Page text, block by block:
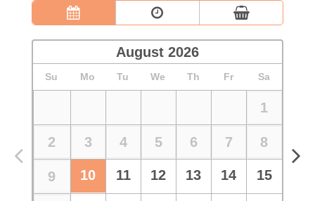
August 2026
Su Mo Tu We Th Fr Sa
1
2 3 4 5 6 7 8
9 10 11 12 13 14 15